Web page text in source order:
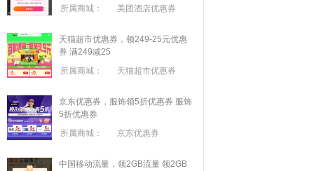
所属商城：
美团酒店优惠券
天猫超市优惠券，领249-25元优惠
券 满249减25
所属商城：
天猫超市优惠券
京东优惠券，服饰领5折优惠券 服饰
5折优惠券
所属商城：
京东优惠券
中国移动流量，领2GB流量 领2GB